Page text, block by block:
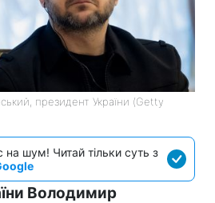
президент України (Getty
на шум! Читай тільки суть з
Володимир